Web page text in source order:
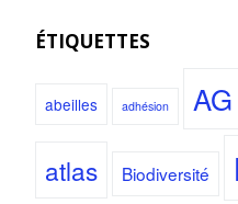
ÉTIQUETTES
abeilles adhésion AG
atlas Biodiversité